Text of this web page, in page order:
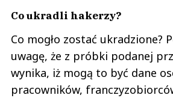
Co ukradli hakerzy?
Co mogło zostać ukradzione?
uwagę, że z próbki podanej
wynika, iż mogą to być dane
pracowników,